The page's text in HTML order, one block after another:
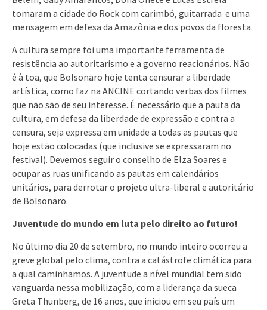
tomaram a cidade do Rock com carimbó, guitarrada e uma
mensagem em defesa da Amazônia e dos povos da floresta.
A cultura sempre foi uma importante ferramenta de
resistência ao autoritarismo e a governo reacionários. Não
é à toa, que Bolsonaro hoje tenta censurar a liberdade
artística, como faz na ANCINE cortando verbas dos filmes
que não são de seu interesse. É necessário que a pauta da
cultura, em defesa da liberdade de expressão e contra a
censura, seja expressa em unidade a todas as pautas que
hoje estão colocadas (que inclusive se expressaram no
festival). Devemos seguir o conselho de Elza Soares e
ocupar as ruas unificando as pautas em calendários
unitários, para derrotar o projeto ultra-liberal e autoritário
de Bolsonaro.
Juventude do mundo em luta pelo direito ao futuro!
No último dia 20 de setembro, no mundo inteiro ocorreu a
greve global pelo clima, contra a catástrofe climática para
a qual caminhamos. A juventude a nível mundial tem sido
vanguarda nessa mobilização, com a liderança da sueca
Greta Thunberg, de 16 anos, que iniciou em seu país um